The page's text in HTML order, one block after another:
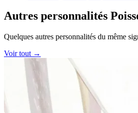
Autres personnalités
Quelques autres personnalités du même
Voir tout →